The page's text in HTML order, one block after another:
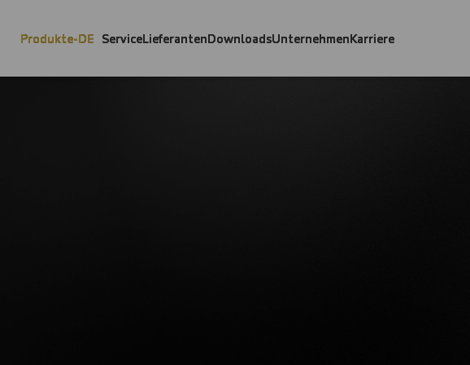
Produkte-DE ServiceLieferantenDownloadsUnternehmenKarriere